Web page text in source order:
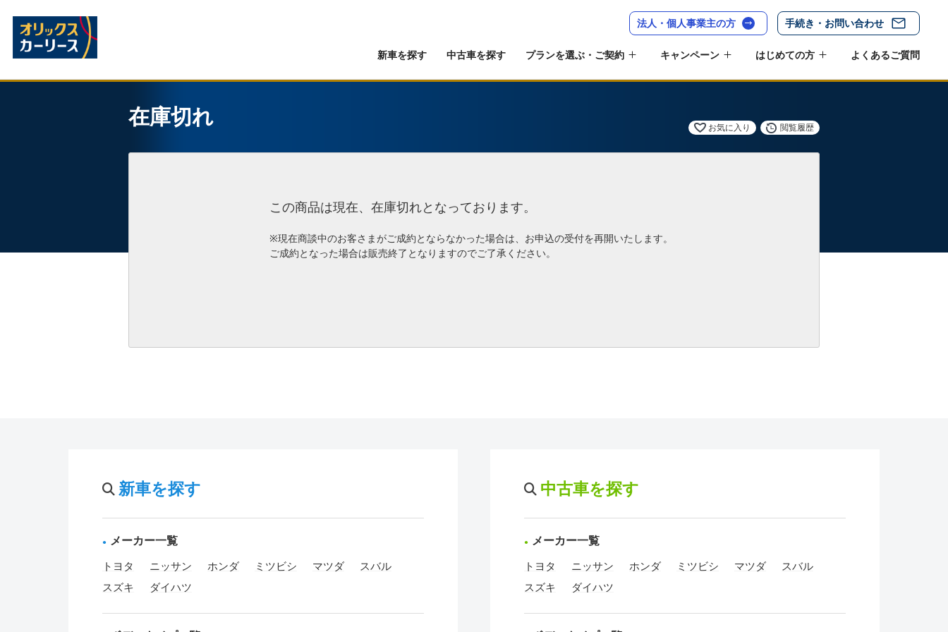
法人・個人事業主の方 手続き・お問い合わせ
新車を探す 中古車を探す プランを選ぶ・ご契約 キャンペーン はじめての方 よくあるご質問
在庫切れ お気に入り 閲覧履歴
この商品は現在、在庫切れとなっております。
※現在商談中のお客さまがご成約とならなかった場合は、お申込の受付を再開いたします。
ご成約となった場合は販売終了となりますのでご了承ください。
新車を探す
メーカー一覧
トヨタ ニッサン ホンダ ミツビシ マツダ
スバル
スズキ
ダイハツ
中古車を探す
メーカー一覧
トヨタ ニッサン ホンダ ミツビシ マツダ
スバル
スズキ
ダイハツ